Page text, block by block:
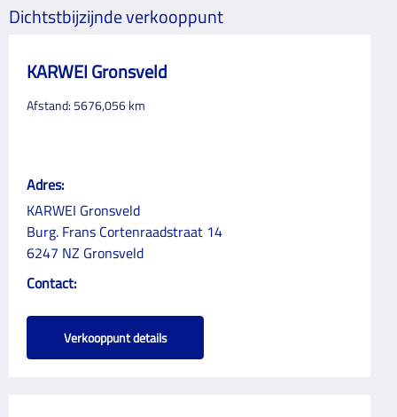
Dichtstbijzijnde verkooppunt
KARWEI Gronsveld
Afstand: 5676,056km
Adres:
KARWEI Gronsveld
Burg. Frans Cortenraadstraat 14
6247 NZ Gronsveld
Contact:
Verkooppunt details